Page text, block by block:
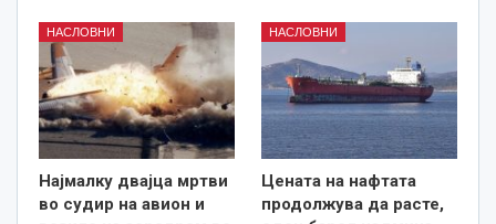
НАСЛОВНИ
Најмалку двајца мртви
во судир на авион и
НАСЛОВНИ
Цената на нафтата
продолжува да расте,